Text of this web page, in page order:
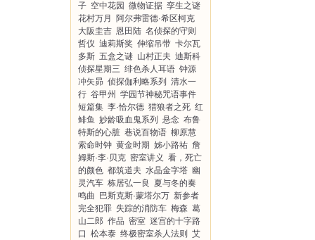
子 空中花园 微物证据 孪生之谜
花村万月
阿尔弗雷德·希区柯克
大阪圭吉 恩田陆 名侦探的守则
哲仪 迪莉斯奖 伸缩吊带 卡尔瓦
多斯 五盒之谜 山村正夫 迪斯科
侦探星期三 绯色杀人耳语 钟源
冲矢昴 侦探伽利略系列
清水一
行 谷甲州 学园节神秘咒语事件
短篇集 李·恰尔德 猎狼者之死 红
鲱鱼 妙龄吸血鬼系列 悬念 布鲁
特斯的心脏 巷说百物语 柳原慧
索命时钟 黄金时期 姊小路祐 詹
姆斯·李·贝克 密室讲义 看，死亡
的颜色 都筑道夫 水晶金字塔 幽
灵汽车 栋居弘一良
夏与冬的奏
鸣曲
巴斯克斯·蒙塔尔万 新参者
完全犯罪 失踪的消防车 梅森 葛
山二郎 作品 密室 迷宫的十字路
口 松本泰 终极密室杀人法则 艾